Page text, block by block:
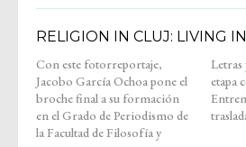
RELIGION IN CLUJ: LIVING
Con este fotorreportaje,
Jacobo García Ochoa pone el
broche final a su formación
en el Grado de Periodismo de
la Facultad de Filosofía y
Letras y cierra también su
etapa como colaborador de
Entremedios. Su trabajo nos